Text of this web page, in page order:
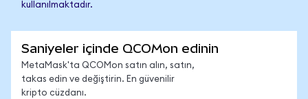
kullanılmaktadır.
Saniyeler içinde QCOMon edinin
MetaMask'ta QCOMon satın alın, satın,
takas edin ve değiştirin. En güvenilir
kripto cüzdanı.